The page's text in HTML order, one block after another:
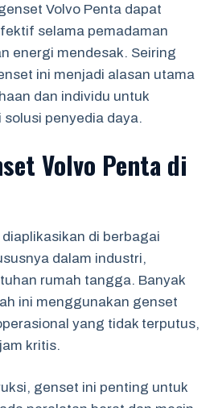
Volvo Penta dapat
selama pemadaman
energi mendesak. Seiring
ini menjadi alasan utama
dan individu untuk
penyedia daya.
Volvo Penta di
di berbagai
dalam industri,
rumah tangga. Banyak
ini menggunakan genset
yang tidak terputus,
kritis.
genset ini penting untuk